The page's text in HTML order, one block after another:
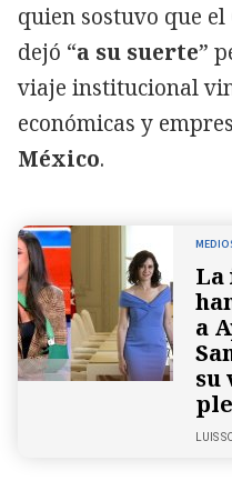
quien sostuvo que
dejó “a su suerte”
viaje institucional
económicas y
México.
La
a
su
LUIS